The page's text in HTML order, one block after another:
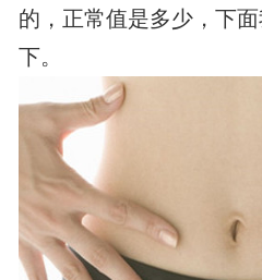
的，正常值是多少，下
下。